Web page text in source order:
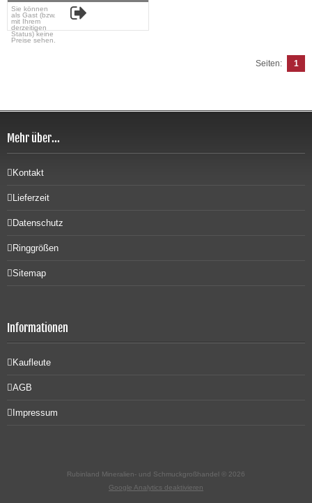
Sie können
als Gast (bzw.
mit Ihrem
derzeitigen
Status) keine
Preise sehen.
Seiten: 1
Mehr über...
Kontakt
Lieferzeit
Datenschutz
Ringgrößen
Sitemap
Informationen
Kaufleute
AGB
Impressum
Rubinland Mineralien- und Schmuckgroßhandel © 2026
Google Analytics deaktivieren